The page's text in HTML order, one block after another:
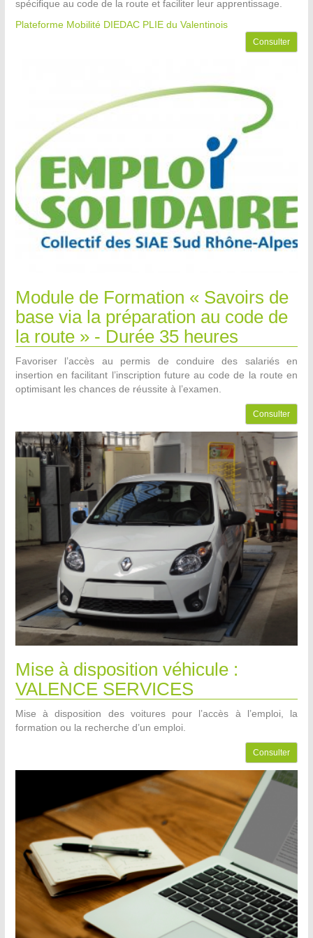
spécifique au code de la route et faciliter leur apprentissage.
Plateforme Mobilité DIEDAC PLIE du Valentinois
Consulter
Module de Formation « Savoirs de
base via la préparation au code de
la route » - Durée 35 heures
Favoriser l’accès au permis de conduire des salariés en
insertion en facilitant l’inscription future au code de la route en
optimisant les chances de réussite à l’examen.
Consulter
Mise à disposition véhicule :
VALENCE SERVICES
Mise à disposition des voitures pour l’accès à l’emploi, la
formation ou la recherche d’un emploi.
Consulter